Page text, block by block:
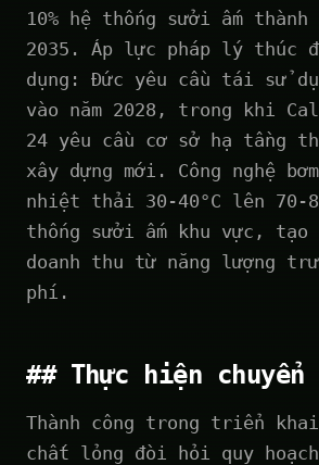
10% hệ thống sưởi ấm thành
2035. Áp lực pháp lý thúc
dụng: Đức yêu cầu tái sử
vào năm 2028, trong khi
24 yêu cầu cơ sở hạ tầng
xây dựng mới. Công nghệ
nhiệt thải 30-40°C lên 70-
thống sưởi ấm khu vực, tạo
doanh thu từ năng lượng
phí.
## Thực hiện
Thành công trong triển khai
chất lỏng đòi hỏi quy